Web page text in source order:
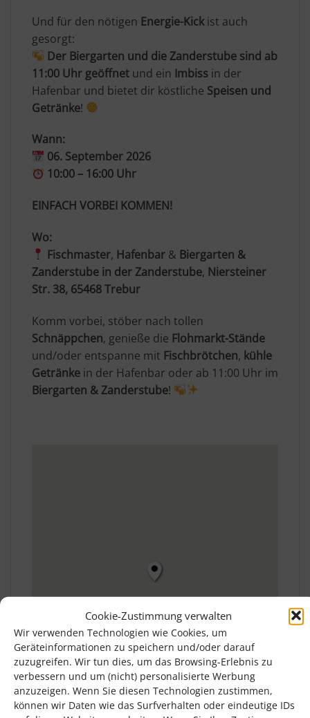
Cookie-Zustimmung verwalten
Wir verwenden Technologien wie Cookies, um
Geräteinformationen zu speichern und/oder darauf
zuzugreifen. Wir tun dies, um das Browsing-Erlebnis zu
verbessern und um (nicht) personalisierte Werbung
anzuzeigen. Wenn Sie diesen Technologien zustimmen,
können wir Daten wie das Surfverhalten oder eindeutige IDs
Und für den nötigen Energie-Kickist auch
gesorgt:
Der Biergarten und die Zanderstube sind ab
11:00 Uhr geöffnet und ein Imbiss in der
Hafenbar und bietet dir köstliche Speisen und
Getränke!
Wann:
06. September 2026
10:00 – 16:00 Uhr
EINFACH VORBEI KOMMEN!
Wo:
Fischmaster, Hafenbar & Biergarten &
Zanderstube in der Zanderstube, Niersteiner
Str. 38, 65468 Trebur
Komm vorbei, stöber nach tollen
Schnäppchen, genieße die Flohmarkt-Stände
und/oder entspanne mit Fischbrötchen, kühle
Getränke in der Hafenbar oder ab 11:00 Uhr im
Biergarten & Zanderstube!